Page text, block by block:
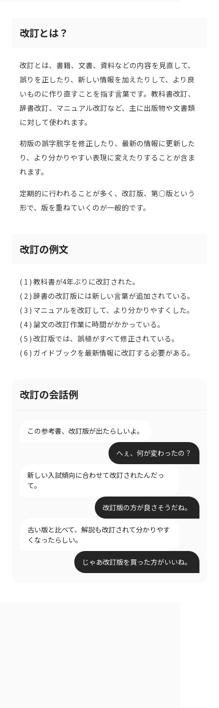
改訂とは？
改訂とは、書籍、文書、資料などの内容を見直して、
誤りを正したり、新しい情報を加えたりして、より良
いものに作り直すことを指す言葉です。教科書改訂、
辞書改訂、マニュアル改訂など、主に出版物や文書類
に対して使われます。
初版の誤字脱字を修正したり、最新の情報に更新した
り、より分かりやすい表現に変えたりすることが含ま
れます。
定期的に行われることが多く、改訂版、第○版という
形で、版を重ねていくのが一般的です。
改訂の例文
( 1 ) 教科書が4年ぶりに改訂された。
( 2 ) 辞書の改訂版には新しい言葉が追加されている。
( 3 ) マニュアルを改訂して、より分かりやすくした。
( 4 ) 論文の改訂作業に時間がかかっている。
( 5 ) 改訂版では、誤植がすべて修正されている。
( 6 ) ガイドブックを最新情報に改訂する必要がある。
改訂の会話例
この参考書、改訂版が出たらしいよ。
へぇ、何が変わったの？
新しい入試傾向に合わせて改訂されたんだっ
て。
改訂版の方が良さそうだね。
古い版と比べて、解説も改訂されて分かりやす
くなったらしい。
じゃあ改訂版を買った方がいいね。